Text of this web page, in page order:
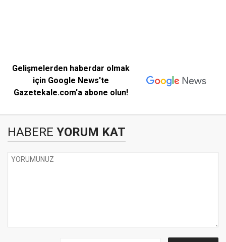
Gelişmelerden haberdar olmak
için Google News'te
Gazetekale.com'a abone olun!
HABERE YORUM KAT